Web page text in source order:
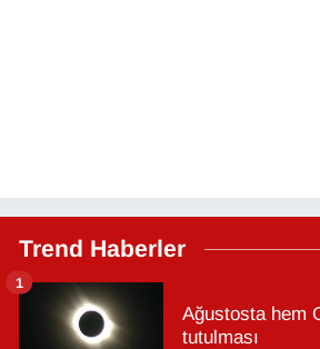
Trend Haberler
Ağustosta hem
tutulması
1